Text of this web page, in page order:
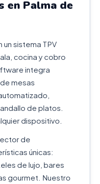
en Palma de
sistema TPV
cocina y cobro
integra
mesas
de platos.
dispositivo.
de
únicas:
de lujo, bares
gourmet. Nuestro